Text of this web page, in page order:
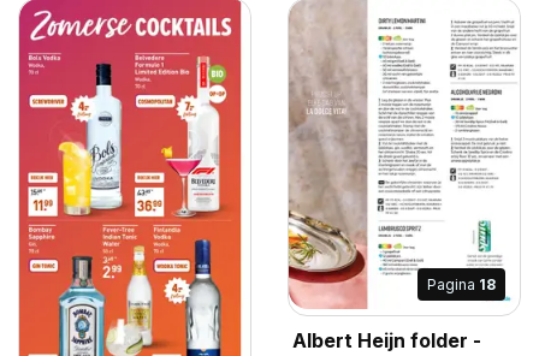
Pagina 18
Albert Heijn folder -